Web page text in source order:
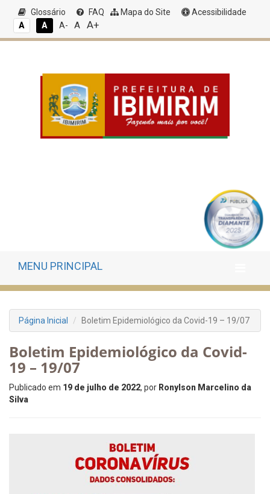
Glossário FAQ Mapa do Site
Acessibilidade
A
A A- A A+
MENU PRINCIPAL
Página Inicial Boletim Epidemiológico da Covid-19 – 19/07
Boletim Epidemiológico da Covid-
19 – 19/07
Publicado em 19 de julho de 2022, por Ronylson Marcelino da
Silva